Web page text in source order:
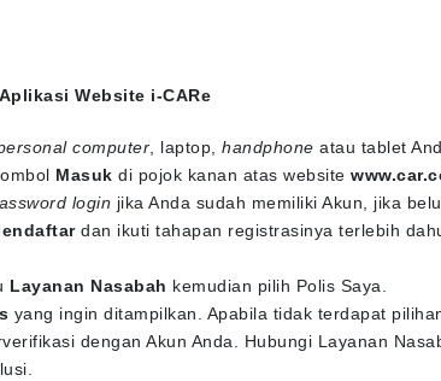
Website i-CARe
computer , laptop, handphone atau tablet
Masuk di pojok kanan atas website
login jika Anda sudah memiliki Akun, jika
dan ikuti tahapan registrasinya terlebih
Layanan Nasabah kemudian pilih Polis Saya.
yang ingin ditampilkan. Apabila tidak terdapat
dengan Akun Anda. Hubungi Layanan